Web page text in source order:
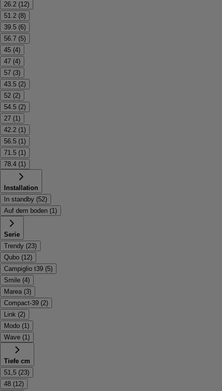
26.2 (12)
51.2 (8)
39.5 (6)
56.7 (5)
45 (4)
47 (4)
57 (3)
43.5 (2)
52 (2)
54.5 (2)
27 (1)
42.2 (1)
56.5 (1)
71.5 (1)
78.4 (1)
Installation
In standby (52)
Auf dem boden (1)
Serie
Trendy (23)
Qubo (12)
Campiglio t39 (5)
Smile (4)
Marea (3)
Compact-39 (2)
Link (2)
Modo (1)
Wave (1)
Tiefe cm
51,5 (23)
48 (12)